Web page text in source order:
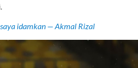
idamkan — Akmal Rizal